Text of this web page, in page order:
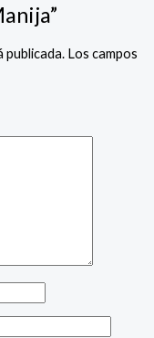
publicada. Los campos